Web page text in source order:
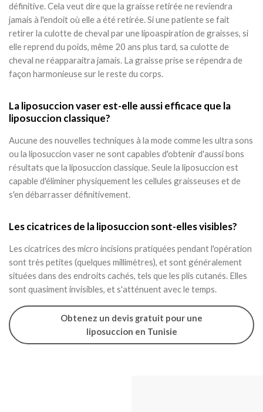
définitive. Cela veut dire que la graisse retirée ne reviendra
jamais à l'endoit où elle a été retirée. Si une patiente se fait
retirer la culotte de cheval par une lipoaspiration de graisses, si
elle reprend du poids, même 20 ans plus tard, sa culotte de
cheval ne réapparaitra jamais. La graisse prise se répendra de
façon harmonieuse sur le reste du corps.
La liposuccion vaser est-elle aussi efficace que la
liposuccion classique?
Aucune des nouvelles techniques à la mode comme les ultra sons
ou la liposuccion vaser ne sont capables d'obtenir d'aussi bons
résultats que la liposuccion classique. Seule la liposuccion est
capable d'éliminer physiquement les cellules graisseuses et de
s'en débarrasser définitivement.
Les cicatrices de la liposuccion sont-elles visibles?
Les cicatrices des micro incisions pratiquées pendant l'opération
sont très petites (quelques millimètres), et sont généralement
situées dans des endroits cachés, tels que les plis cutanés. Elles
sont quasiment invisibles, et s'atténuent avec le temps.
Obtenez un devis gratuit pour une
liposuccion en Tunisie